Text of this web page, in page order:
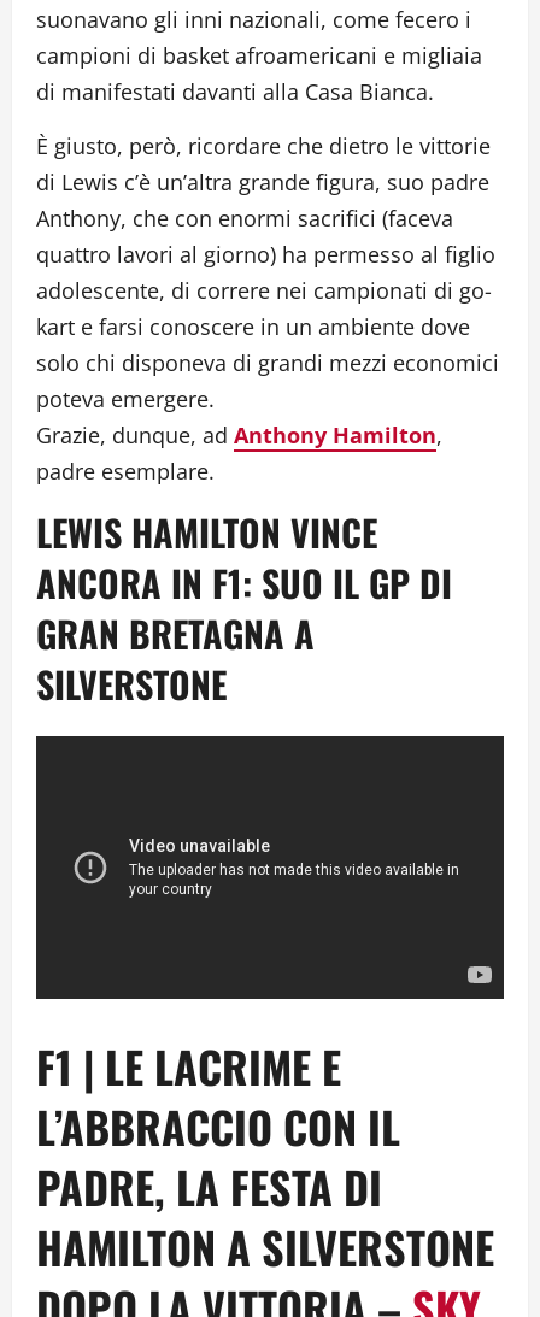
suonavano gli inni nazionali, come fecero i
campioni di basket afroamericani e migliaia
di manifestati davanti alla Casa Bianca.
È giusto, però, ricordare che dietro le vittorie
di Lewis c’è un’altra grande figura, suo padre
Anthony, che con enormi sacrifici (faceva
quattro lavori al giorno) ha permesso al figlio
adolescente, di correre nei campionati di go-
kart e farsi conoscere in un ambiente dove
solo chi disponeva di grandi mezzi economici
poteva emergere.
Grazie, dunque, ad Anthony Hamilton,
padre esemplare.
LEWIS HAMILTON VINCE
ANCORA IN F1: SUO IL GP DI
GRAN BRETAGNA A
SILVERSTONE
F1 | LE LACRIME E
L’ABBRACCIO CON IL
PADRE, LA FESTA DI
HAMILTON A SILVERSTONE